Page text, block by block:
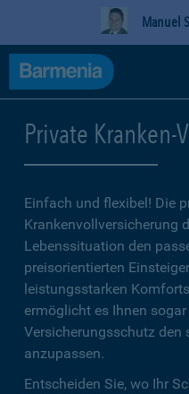
Manuel
Private Kranken-
Einfach und flexibel! Die
Krankenvollversicherung
Lebenssituation den
preisorientierten
leistungsstarken
ermöglicht es Ihnen
Versicherungsschutz den
anzupassen.
Entscheiden Sie, wo Ihr